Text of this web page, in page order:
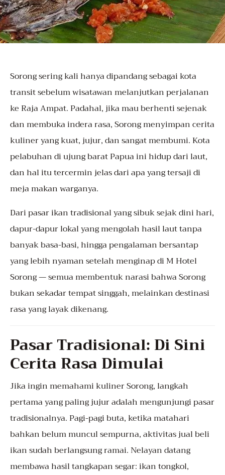
Sorongsering kali hanya dipandang sebagai kota
transit sebelum wisatawan melanjutkan perjalanan
ke Raja Ampat. Padahal, jika mau berhenti sejenak
dan membuka indera rasa, Sorong menyimpan cerita
kuliner yang kuat, jujur, dan sangat membumi. Kota
pelabuhan di ujung barat Papua ini hidup dari laut,
dan hal itu tercermin jelas dari apa yang tersaji di
meja makan warganya.
Dari pasar ikan tradisional yang sibuk sejak dini hari,
dapur-dapur lokal yang mengolah hasil laut tanpa
banyak basa-basi, hingga pengalaman bersantap
yang lebih nyaman setelah menginap di M Hotel
Sorong — semua membentuk narasi bahwa Sorong
bukan sekadar tempat singgah, melainkan destinasi
rasa yang layak dikenang.
Pasar Tradisional: Di Sini
Cerita Rasa Dimulai
Jika ingin memahami kuliner Sorong, langkah
pertama yang paling jujur adalah mengunjungi pasar
tradisionalnya. Pagi-pagi buta, ketika matahari
bahkan belum muncul sempurna, aktivitas jual beli
ikan sudah berlangsung ramai. Nelayan datang
membawa hasil tangkapan segar: ikan tongkol,